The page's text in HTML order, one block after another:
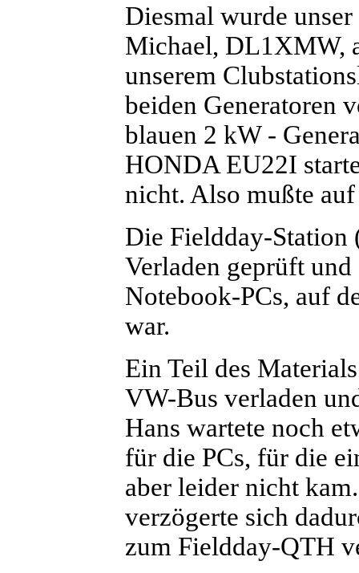
Diesmal wurde
Michael, DL1XMW,
unserem
beiden Generatoren
blauen 2 kW -
HONDA EU22I
nicht. Also mußte
Die Fieldday-Station
Verladen geprüft
Notebook-PCs, auf
war.
Ein Teil des
VW-Bus verladen
Hans wartete noch
für die PCs, für die
aber leider nicht
verzögerte sich
zum Fieldday-QTH